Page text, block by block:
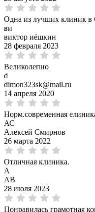
Одна из лучших клиник
ви
виктор иёшкин
28 февраля 2023
Великолепно
d
dimon323sk@mail.ru
14 апреля 2020
Норм.современная
АС
Алексей Смирнов
26 марта 2022
Отличная клиника.
А
АВ
28 июля 2023
Понравилась грамотная